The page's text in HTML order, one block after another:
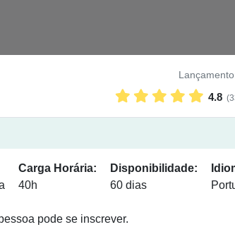
4.8
Carga Horária:
40h
Disponibilidade:
60 dias
pode se inscrever.